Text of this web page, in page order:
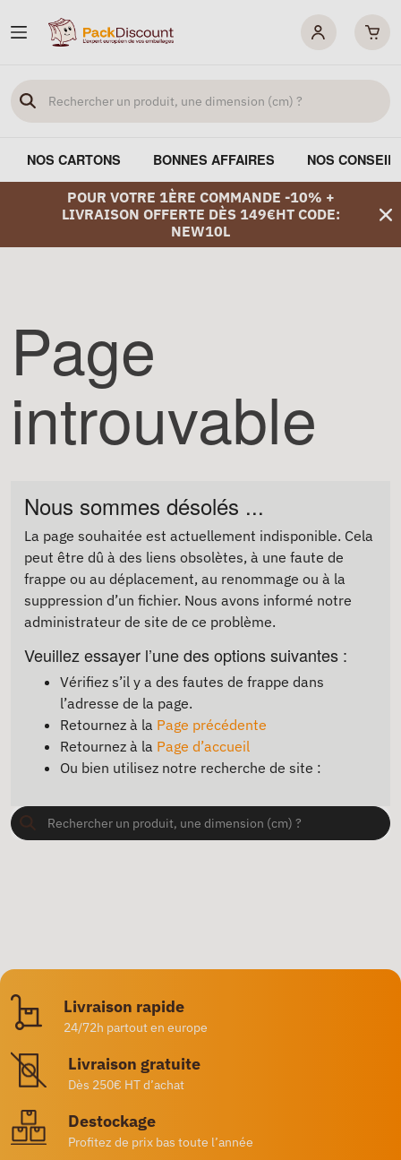
NOS CARTONS BONNES AFFAIRES NOS
POUR VOTRE 1ÈRE COMMANDE -10% +
LIVRAISON OFFERTE DÈS 149€HT CODE:
NEW10L
Page
introuvable
Nous sommes désolés ...
La page souhaitée est actuellement indisponible. Cela
peut être dû à des liens obsolètes, à une faute de
frappe ou au déplacement, au renommage ou à la
suppression d’un fichier. Nous avons informé notre
administrateur de site de ce problème.
Veuillez essayer l’une des options suivantes :
Vérifiez s’il y a des fautes de frappe dans
l’adresse de la page.
Retournez à la Page précédente
Retournez à la Page d’accueil
Ou bien utilisez notre recherche de site :
Livraison rapide
24/72h partout en europe
Livraison gratuite
Dès 250€ HT d’achat
Destockage
Profitez de prix bas toute l’année